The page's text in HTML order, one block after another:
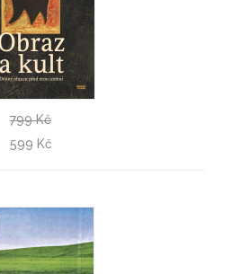
Hans Belting
Obraz a kult
799 Kč
599 Kč